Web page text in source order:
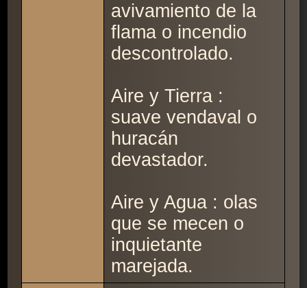
avivamiento de la
flama o incendio
descontrolado.
Aire y Tierra :
suave vendaval o
huracán
devastador.
Aire y Agua : olas
que se mecen o
inquietante
marejada.